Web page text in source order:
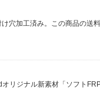
穴加工済み。この商品の送
リジナル新素材「ソフト